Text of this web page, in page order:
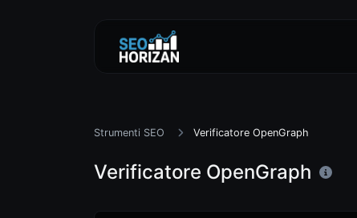
Strumenti SEO Verificatore OpenGraph
Verificatore OpenGraph